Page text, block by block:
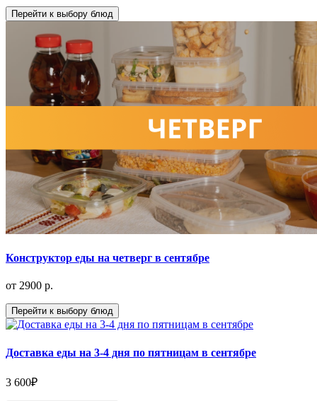
Перейти к выбору блюд
Конструктор еды на четверг в сентябре
от 2900 р.
Перейти к выбору блюд
Доставка еды на 3-4 дня по пятницам в сентябре
3 600₽